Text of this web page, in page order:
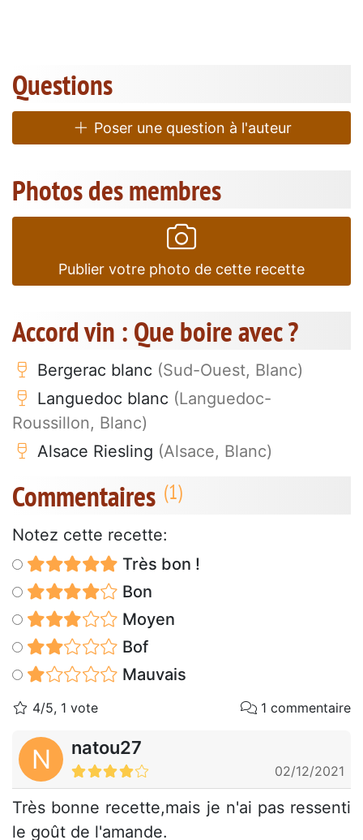
Questions
Poser une question à l'auteur
Photos des membres
Publier votre photo de cette recette
Accord vin : Que boire avec ?
Bergerac blanc (Sud-Ouest, Blanc)
Languedoc blanc (Languedoc-
Roussillon, Blanc)
Alsace Riesling (Alsace, Blanc)
Commentaires
Notez cette recette:
Très bon !
Bon
Moyen
Bof
Mauvais
4/5, 1 vote 1 commentaire
N natou27
02/12/2021
Très bonne recette,mais je n'ai pas ressenti
le goût de l'amande.